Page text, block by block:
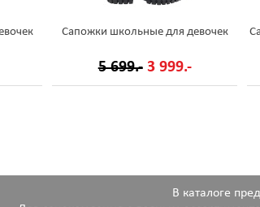
Сапожки школьные для девочек
5 699.- 3 999.-
В каталоге